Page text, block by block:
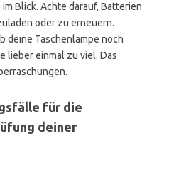
Blick. Achte darauf, Batterien
oder zu erneuern.
deine Taschenlampe noch
lieber einmal zu viel. Das
für die
deiner